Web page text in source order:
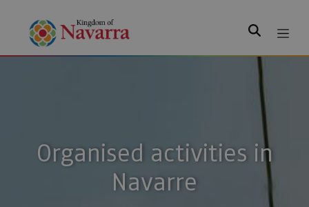
Search
Organised activities in
Navarre